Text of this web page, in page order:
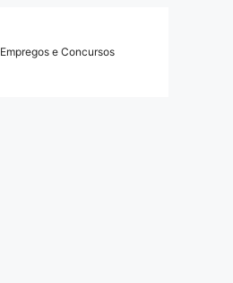
Empregos e Concursos